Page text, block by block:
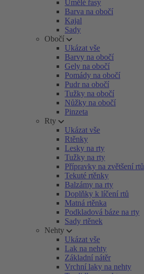
Umělé řasy
Barva na obočí
Kajal
Sady
Obočí
Ukázat vše
Barvy na obočí
Gely na obočí
Pomády na obočí
Pudr na obočí
Tužky na obočí
Nůžky na obočí
Pinzeta
Rty
Ukázat vše
Rtěnky
Lesky na rty
Tužky na rty
Přípravky na zvětšení rtů
Tekuté rtěnky
Balzámy na rty
Doplňky k líčení rtů
Matná rtěnka
Podkladová báze na rty
Sady rtěnek
Nehty
Ukázat vše
Lak na nehty
Základní nátěr
Vrchní laky na nehty